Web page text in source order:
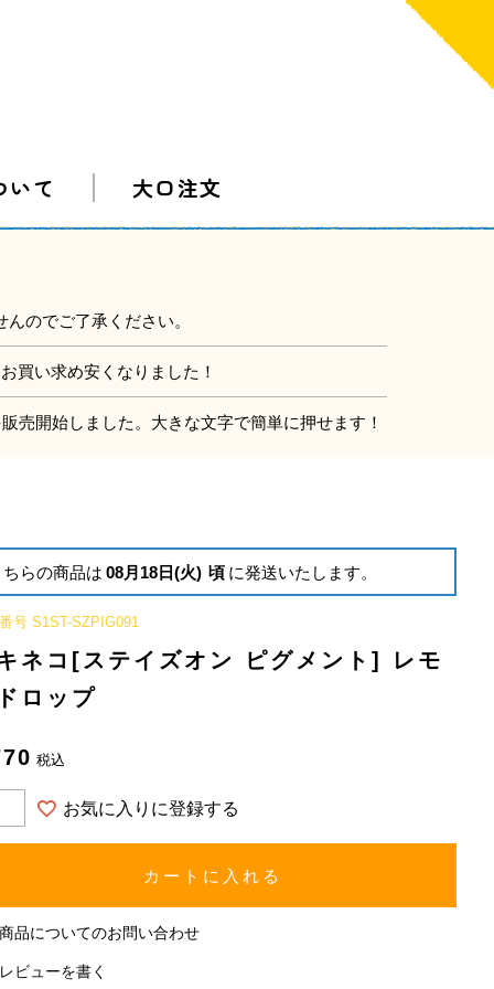
いて 大口注文
のでご了承ください。
買い求め安くなりました！
売開始しました。大きな文字で簡単に押せます！
らの商品は 08月18日(火) 頃 に発送いたします。
号 S1ST-SZPIG091
ネコ[ステイズオン ピグメント] レモ
ロップ
税込
お気に入りに登録する
カートに入れる
品についてのお問い合わせ
ビューを書く